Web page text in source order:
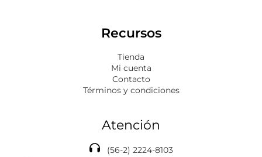
Recursos
Tienda
Mi cuenta
Contacto
Términos y condiciones
Atención
(56-2) 2224-8103